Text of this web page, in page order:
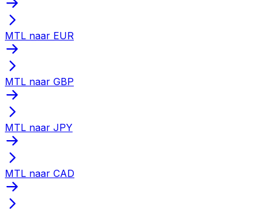
MTL naar EUR
MTL naar GBP
MTL naar JPY
MTL naar CAD